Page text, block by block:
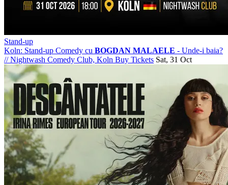
Stand-up
Koln: Stand-up Comedy cu BOGDAN MALAELE - Unde-i baia?
//Nightwash Comedy Club, Koln Buy Tickets Sat, 31 Oct